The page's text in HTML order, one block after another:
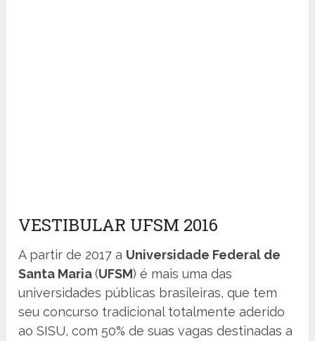
VESTIBULAR UFSM 2016
A partir de 2017 a Universidade Federal de
Santa Maria(UFSM) é mais uma das
universidades públicas brasileiras, que tem
seu concurso tradicional totalmente aderido
ao SISU, com 50% de suas vagas destinadas a